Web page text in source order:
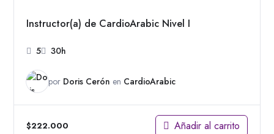
Instructor(a) de CardioArabic Nivel I
5 30h
por Doris Cerón en CardioArabic
$222.000 Añadir al carrito